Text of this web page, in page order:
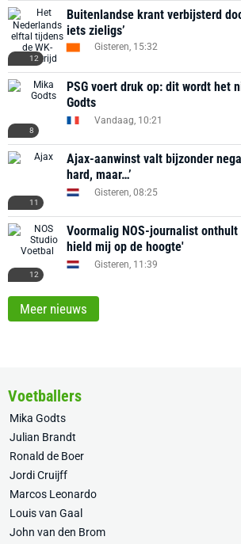
12
Buitenlandse krant verbijsterd
iets zieligs’
Gisteren, 15:32
8
PSG voert druk op: dit wordt het
Godts
Vandaag, 10:21
11
Ajax-aanwinst valt bijzonder
hard, maar…’
Gisteren, 08:25
12
Voormalig NOS-journalist
hield mij op de hoogte'
Gisteren, 11:39
Meer nieuws
Voetballers
Mika Godts
Julian Brandt
Ronald de Boer
Jordi Cruijff
Marcos Leonardo
Louis van Gaal
John van den Brom